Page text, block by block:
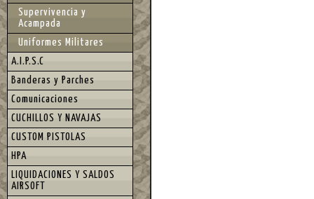
Supervivencia y
Acampada
Uniformes Militares
A.I.P.S.C
Banderas y Parches
Comunicaciones
CUCHILLOS Y NAVAJAS
CUSTOM PISTOLAS
HPA
LIQUIDACIONES Y SALDOS
AIRSOFT